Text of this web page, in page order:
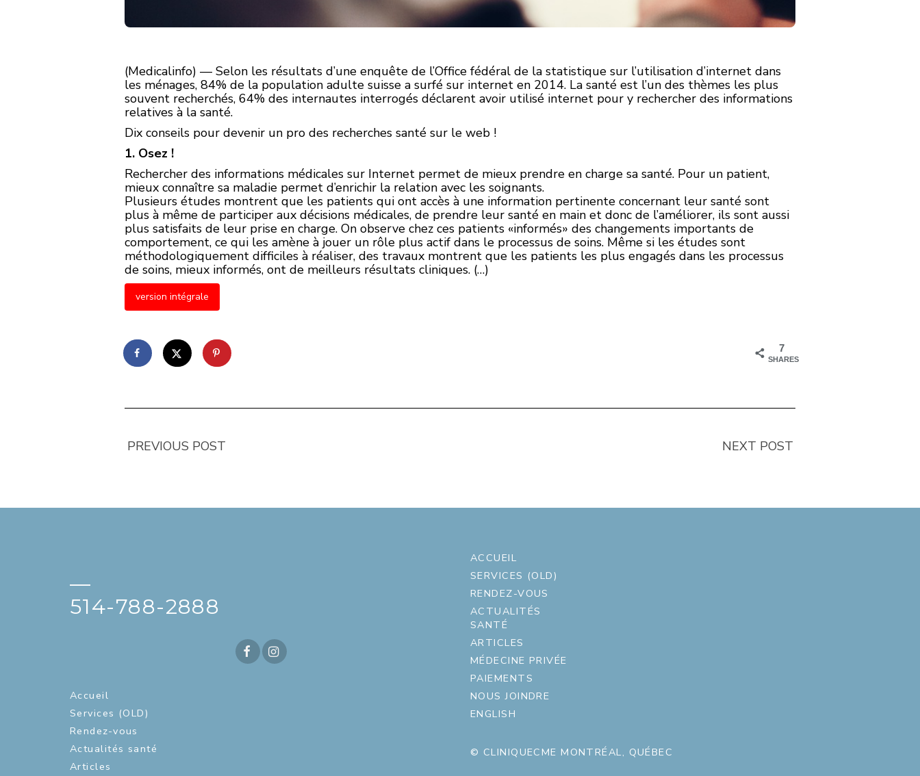
(Medicalinfo) — Selon les résultats d’une enquête de l’Office fédéral de la statistique sur l’utilisation d’internet dans
les ménages, 84% de la population adulte suisse a surfé sur internet en 2014. La santé est l’un des thèmes les plus
souvent recherchés, 64% des internautes interrogés déclarent avoir utilisé internet pour y rechercher des informations
relatives à la santé.
Dix conseils pour devenir un pro des recherches santé sur le web !
1. Osez !
Rechercher des informations médicales sur Internet permet de mieux prendre en charge sa santé. Pour un patient,
mieux connaître sa maladie permet d’enrichir la relation avec les soignants.
Plusieurs études montrent que les patients qui ont accès à une information pertinente concernant leur santé sont
plus à même de participer aux décisions médicales, de prendre leur santé en main et donc de l’améliorer, ils sont aussi
plus satisfaits de leur prise en charge. On observe chez ces patients «informés» des changements importants de
comportement, ce qui les amène à jouer un rôle plus actif dans le processus de soins. Même si les études sont
méthodologiquement difficiles à réaliser, des travaux montrent que les patients les plus engagés dans les processus
de soins, mieux informés, ont de meilleurs résultats cliniques. (…)
version intégrale
7
SHARES
PREVIOUS POST NEXT POST
—
514-788-2888
Accueil
Services (OLD)
Rendez-vous
Actualités santé
Articles
ACCUEIL
SERVICES (OLD)
RENDEZ-VOUS
ACTUALITÉS
SANTÉ
ARTICLES
MÉDECINE PRIVÉE
PAIEMENTS
NOUS JOINDRE
ENGLISH
© CLINIQUECME MONTRÉAL, QUÉBEC